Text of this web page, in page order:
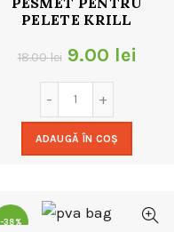
PELETE KRILL
18.00lei Prețul
inițial
a
fost:
9.00 lei
ADAUGĂ ÎN COȘ
-38%